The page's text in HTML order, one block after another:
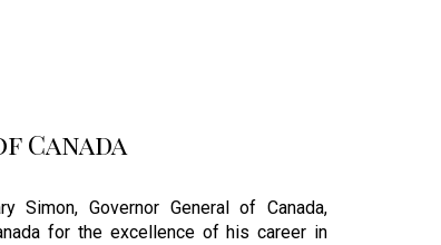
Canada
Simon, Governor General of Canada,
for the excellence of his career in